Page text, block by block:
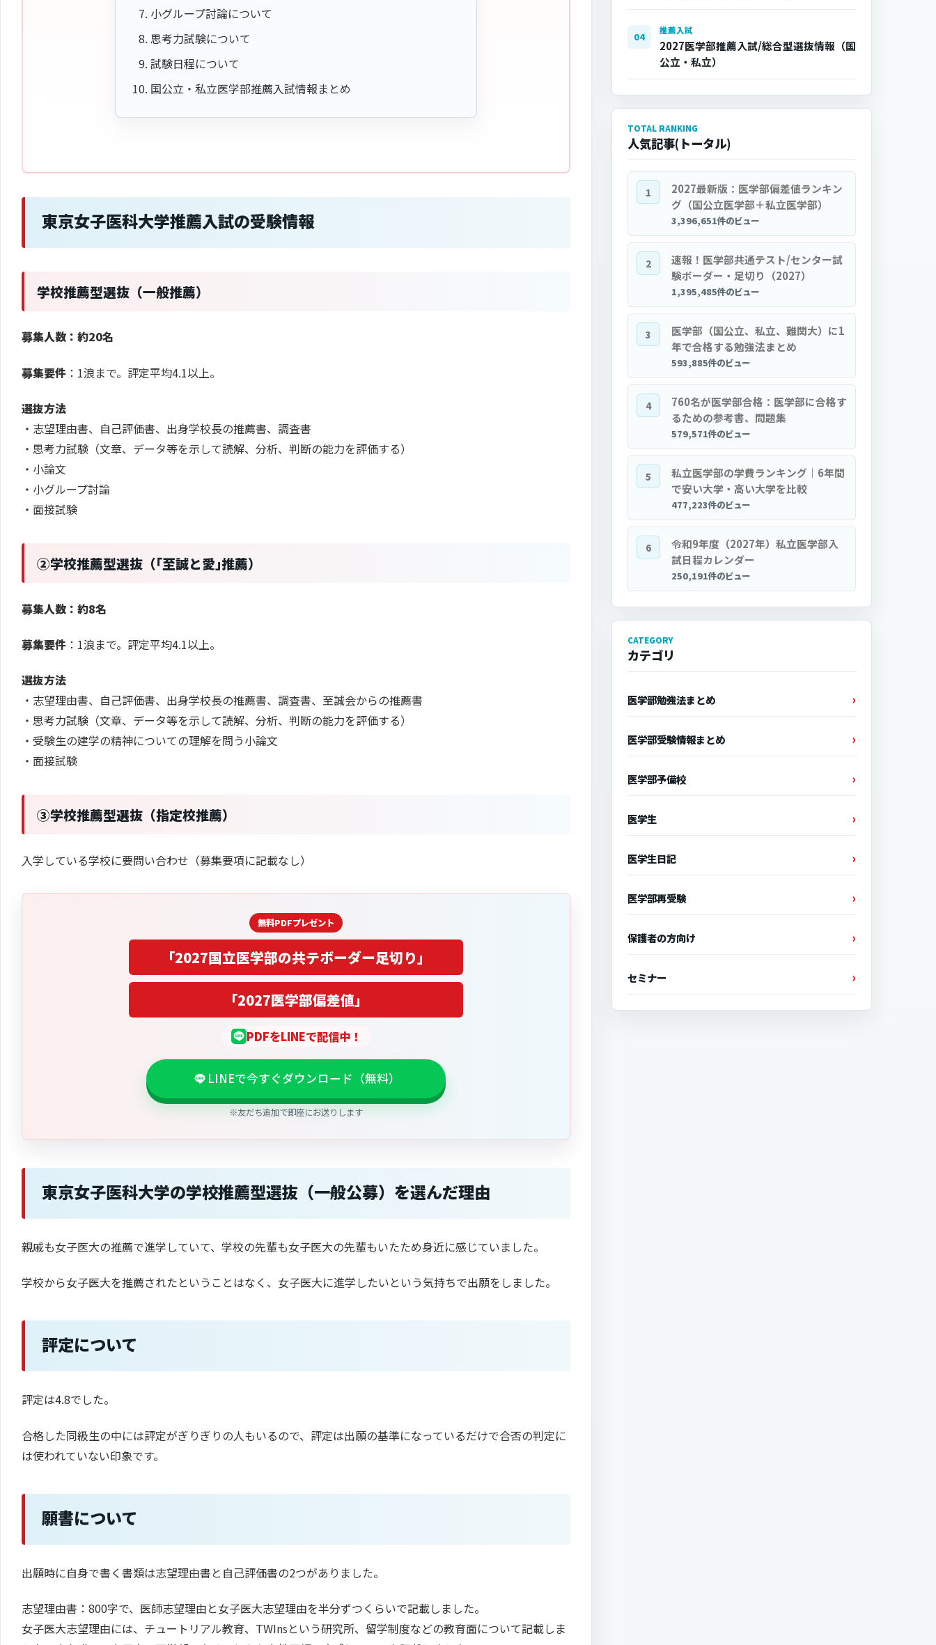
小グループ討論について
思考力試験について
試験日程について
国公立・私立医学部推薦入試情報まとめ
東京女子医科大学推薦入試の受験情報
学校推薦型選抜（一般推薦）
募集人数：約20名
募集要件 ：1浪まで。評定平均4.1以上。
選抜方法
・志望理由書、自己評価書、出身学校長の推薦書、調査書
・思考力試験（文章、データ等を示して読解、分析、判断の能力を評価する）
・小論文
・小グループ討論
・面接試験
②学校推薦型選抜（｢至誠と愛｣推薦）
募集人数：約8名
募集要件 ：1浪まで。評定平均4.1以上。
選抜方法
・志望理由書、自己評価書、出身学校長の推薦書、調査書、至誠会からの推薦書
・思考力試験（文章、データ等を示して読解、分析、判断の能力を評価する）
・受験生の建学の精神についての理解を問う小論文
・面接試験
③学校推薦型選抜（指定校推薦）
入学している学校に要問い合わせ（募集要項に記載なし）
「2027国立医学部の共テボーダー足切り」
「2027医学部偏差値」
PDFをLINEで配信中！
LINEで今すぐダウンロード（無料）
※友だち追加で即座にお送りします
東京女子医科大学の学校推薦型選抜（一般公募）を選んだ理由
親戚も女子医大の推薦で進学していて、学校の先輩も女子医大の先輩もいたため身近に感じていました。
学校から女子医大を推薦されたということはなく、女子医大に進学したいという気持ちで出願をしました。
評定について
評定は4.8でした。
合格した同級生の中には評定がぎりぎりの人もいるので、評定は出願の基準になっているだけで合否の判定に
は使われていない印象です。
願書について
出願時に自身で書く書類は志望理由書と自己評価書の2つがありました。
志望理由書：800字で、医師志望理由と女子医大志望理由を半分ずつくらいで記載しました。
女子医大志望理由には、チュートリアル教育、TWInsという研究所、留学制度などの教育面について記載しま
04
推薦入試
2027医学部推薦入試/総合型選抜情報（国
公立・私立）
TOTAL RANKING
人気記事(トータル)
1
2027最新版：医学部偏差値ランキン
グ（国公立医学部＋私立医学部）
3,396,651件のビュー
2
速報！医学部共通テスト/センター試
験ボーダー・足切り（2027）
1,395,485件のビュー
3
医学部（国公立、私立、難関大）に1
年で合格する勉強法まとめ
593,885件のビュー
4
760名が医学部合格：医学部に合格す
るための参考書、問題集
579,571件のビュー
5
私立医学部の学費ランキング｜6年間
で安い大学・高い大学を比較
477,223件のビュー
6
令和9年度（2027年）私立医学部入
試日程カレンダー
250,191件のビュー
CATEGORY
カテゴリ
医学部勉強法まとめ
医学部受験情報まとめ
医学部予備校
医学生
医学生日記
医学部再受験
保護者の方向け
セミナー